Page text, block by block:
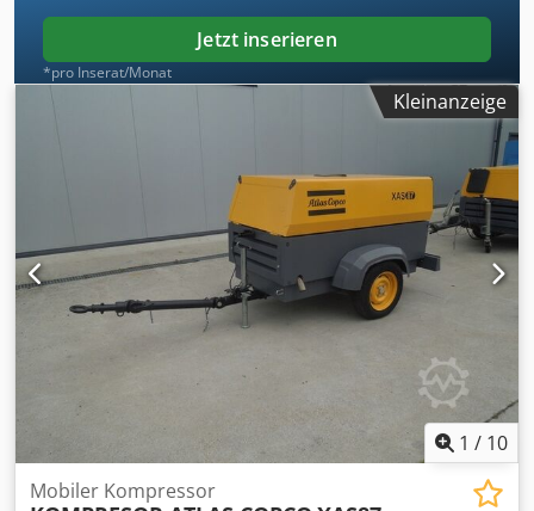
Jetzt inserieren
*pro Inserat/Monat
Kleinanzeige
1 / 10
Mobiler Kompressor